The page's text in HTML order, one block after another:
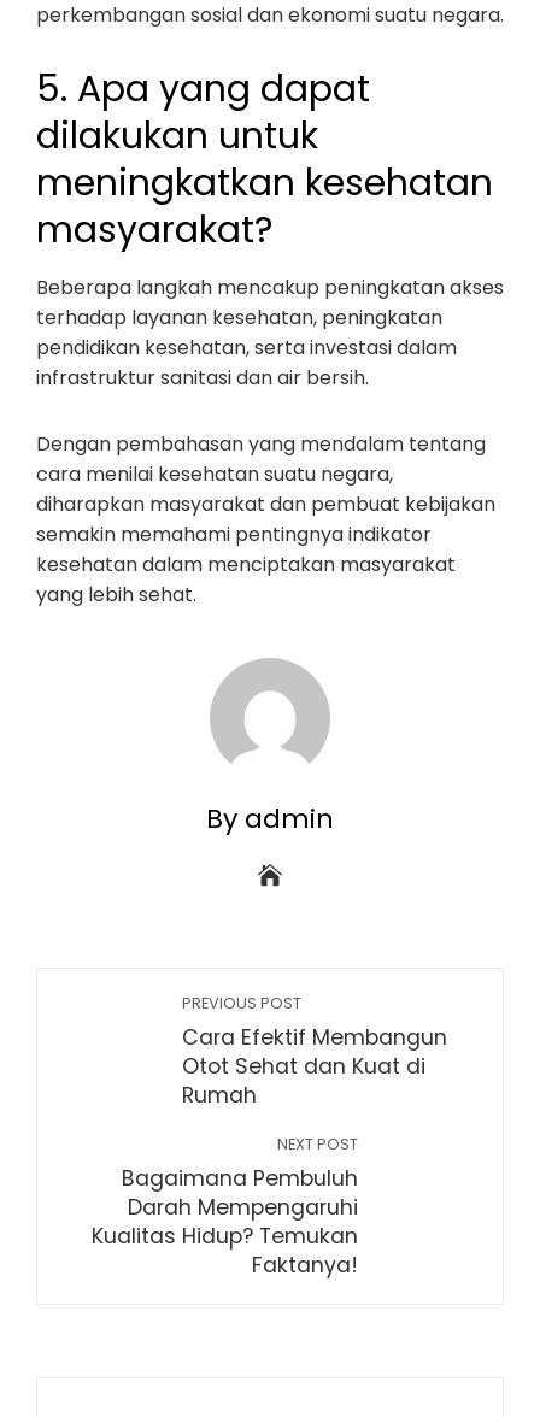
perkembangan sosial dan ekonomi suatu negara.
5. Apa yang dapat
dilakukan untuk
meningkatkan kesehatan
masyarakat?
Beberapa langkah mencakup peningkatan akses
terhadap layanan kesehatan, peningkatan
pendidikan kesehatan, serta investasi dalam
infrastruktur sanitasi dan air bersih.
Dengan pembahasan yang mendalam tentang
cara menilai kesehatan suatu negara,
diharapkan masyarakat dan pembuat kebijakan
semakin memahami pentingnya indikator
kesehatan dalam menciptakan masyarakat
yang lebih sehat.
By admin
PREVIOUS POST
Cara Efektif Membangun
Otot Sehat dan Kuat di
Rumah
NEXT POST
Bagaimana Pembuluh
Darah Mempengaruhi
Kualitas Hidup? Temukan
Faktanya!